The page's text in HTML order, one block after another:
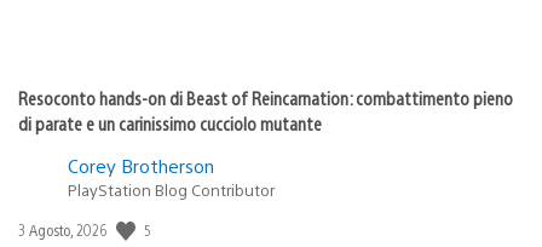
Resoconto hands-on di Beast of Reincarnation: combattimento pieno
di parate e un carinissimo cucciolo mutante
Corey Brotherson
PlayStation Blog Contributor
Data
3 Agosto, 2026 5